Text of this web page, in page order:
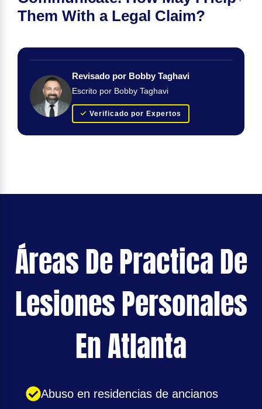
Them With a Legal Claim?
Revisado por Bobby Taghavi
Escrito por Bobby Taghavi
Verificado por Expertos
Áreas De Practica De
Lesiones Personales
En Atlanta
Abuso en residencias de ancianos